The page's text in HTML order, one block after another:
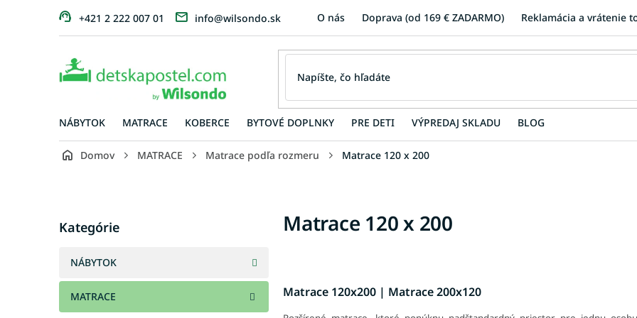
+421 2 222 007 01 info@wilsondo.sk O nás Doprava (od 169 € ZADARMO) Reklamácia a vrátenie
NÁBYTOK MATRACE KOBERCE BYTOVÉ DOPLNKY PRE DETI VÝPREDAJ SKLADU BLOG
Domov MATRACE Matrace podľa rozmeru Matrace 120 x 200
n
ý
n
kategórie
Kategórie
NÁBYTOK
MATRACE
Matrace 120 x 200
Matrace 120x200 | Matrace 200x120